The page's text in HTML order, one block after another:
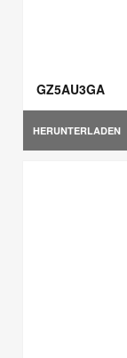
GZ5AU3GA
HERUNTERLADEN